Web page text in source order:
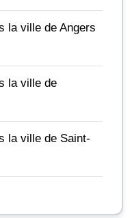
la ville de Angers
la ville de
la ville de Saint-